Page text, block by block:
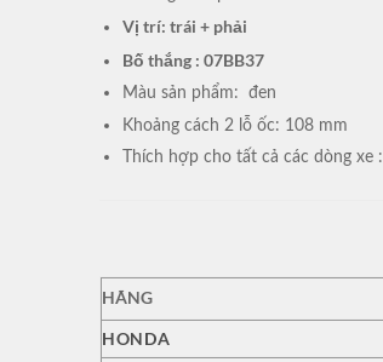
Vị trí: trái + phải
Bố thắng : 07BB37
Màu sản phẩm: đen
Khoảng cách 2 lỗ ốc: 108 mm
Thích hợp cho tất cả các dòng xe :
HÃNG
HONDA